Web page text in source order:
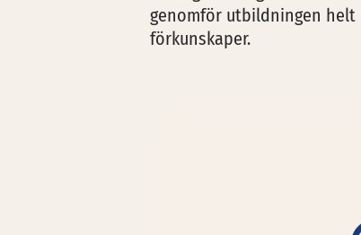
genomför utbildningen
förkunskaper.